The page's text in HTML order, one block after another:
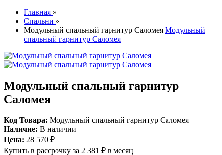
Главная »
Спальни »
Модульный спальный гарнитур Саломея Модульный
спальный гарнитур Саломея
Модульный спальный гарнитур
Саломея
Код Товара: Модульный спальный гарнитур Саломея
Наличие: В наличии
Цена: 28 570 ₽
Купить в рассрочку за 2 381 ₽ в месяц